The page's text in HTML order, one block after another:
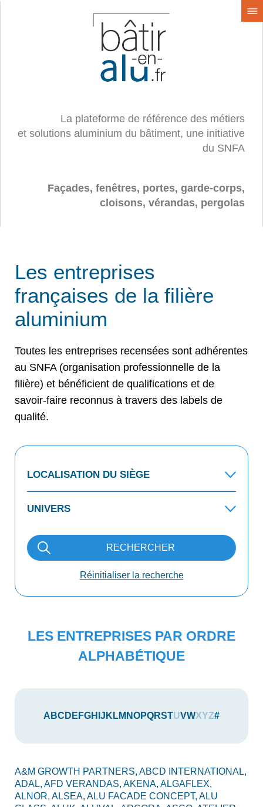
La plateforme de référence des métiers
et solutions aluminium du bâtiment, une initiative
du SNFA
Façades, fenêtres, portes, garde-corps,
cloisons, vérandas, pergolas
Les entreprises
françaises de la filière
aluminium
Toutes les entreprises recensées sont adhérentes
au SNFA (organisation professionnelle de la
filière) et bénéficient de qualifications et de
savoir-faire reconnus à travers des labels de
qualité.
RECHERCHER
Réinitialiser la recherche
LES ENTREPRISES PAR ORDRE
ALPHABÉTIQUE
A BC D E FGH J K LM NOPQRSTUVWXYZ#
A&M GROWTH PARTNERS, ABCD INTERNATIONAL,
ADAL, AFD VERANDAS, AKENA, ALGAFLEX,
ALNOR, ALSEA, ALU FACADE CONCEPT, ALU